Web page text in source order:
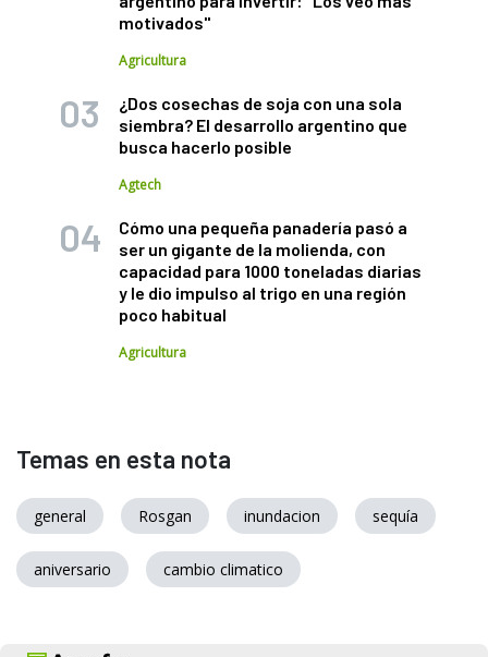
motivados"
Agricultura
¿Dos cosechas de soja con una sola
siembra? El desarrollo argentino que
busca hacerlo posible
Agtech
Cómo una pequeña panadería pasó a
ser un gigante de la molienda, con
capacidad para 1000 toneladas diarias
y le dio impulso al trigo en una región
poco habitual
Agricultura
Temas en esta nota
general Rosgan inundacion sequía
aniversario cambio climatico